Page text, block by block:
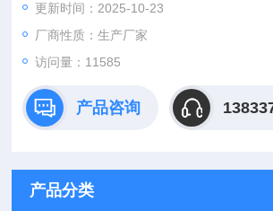
更新时间：2025-10-23
厂商性质：生产厂家
访问量：11585
产品咨询
产品分类